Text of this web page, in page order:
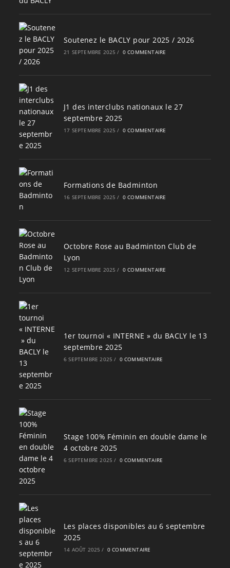
Soutenez le BACLY pour 2025 / 2026
21 SEPTEMBRE 2025 / 0 COMMENTAIRE
J1 des interclubs nationaux le 27
septembre 2025
17 SEPTEMBRE 2025 / 0 COMMENTAIRE
Formations de Badminton
16 SEPTEMBRE 2025 / 0 COMMENTAIRE
Octobre Rose au Badminton Club de
Lyon
12 SEPTEMBRE 2025 / 0 COMMENTAIRE
1er tournoi « INTERNE » du BACLY le 13
septembre 2025
6 SEPTEMBRE 2025 / 0 COMMENTAIRE
Stage 100% Féminin en double dame le
4 octobre 2025
6 SEPTEMBRE 2025 / 0 COMMENTAIRE
Les places disponibles au 6 septembre
2025
14 AOÛT 2025 / 0 COMMENTAIRE